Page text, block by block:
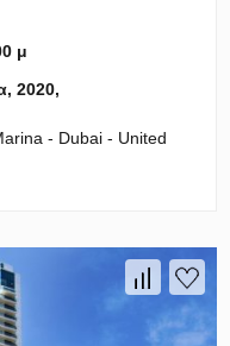
μ
2020,
- Dubai - United